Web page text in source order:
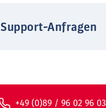
Support-Anfragen
+49 (0)89 / 96 02 96 03